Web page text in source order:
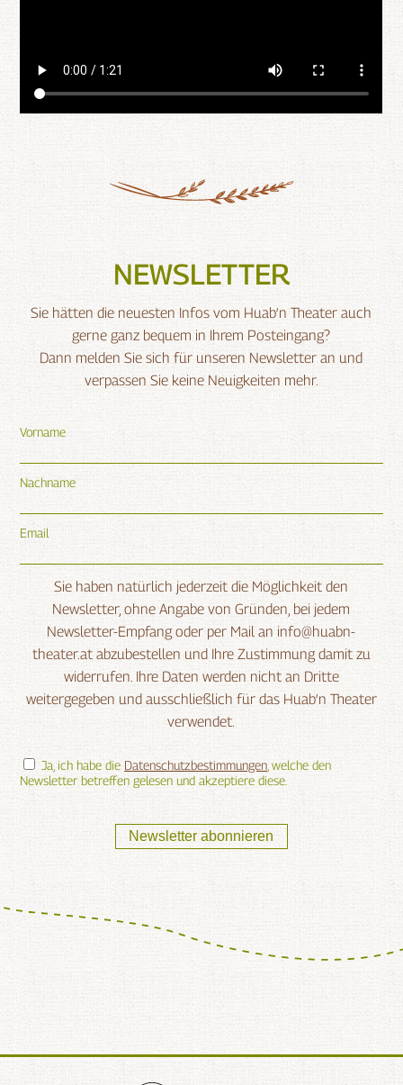
NEWSLETTER
Sie hätten die neuesten Infos vom Huab‘n Theater auch
gerne ganz bequem in Ihrem Posteingang?
Dann melden Sie sich für unseren Newsletter an und
verpassen Sie keine Neuigkeiten mehr.
Vorname
Nachname
Email
Sie haben natürlich jederzeit die Möglichkeit den
Newsletter, ohne Angabe von Gründen, bei jedem
Newsletter-Empfang oder per Mail an info@huabn-
theater.at abzubestellen und Ihre Zustimmung damit zu
widerrufen. Ihre Daten werden nicht an Dritte
weitergegeben und ausschließlich für das Huab‘n Theater
verwendet.
Ja, ich habe die Datenschutzbestimmungen , welche den
Newsletter betreffen gelesen und akzeptiere diese.